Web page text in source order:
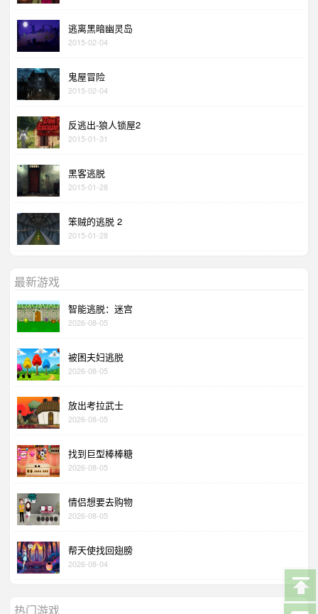
逃离黑暗幽灵岛
2015-02-04
鬼屋冒险
2015-02-04
反逃出-狼人锁屋2
2015-01-31
黑客逃脱
2015-01-28
笨贼的逃脱 2
2015-01-28
最新游戏
智能逃脱：迷宫
2026-08-05
被困夫妇逃脱
2026-08-05
放出考拉武士
2026-08-05
找到巨型棒棒糖
2026-08-05
情侣想要去购物
2026-08-05
帮天使找回翅膀
2026-08-04
热门游戏